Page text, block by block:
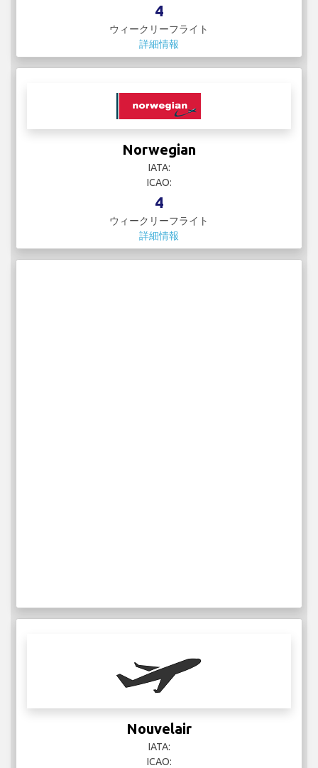
4
ウィークリーフライト
詳細情報
Norwegian
IATA:
ICAO:
4
ウィークリーフライト
詳細情報
Nouvelair
IATA:
ICAO: